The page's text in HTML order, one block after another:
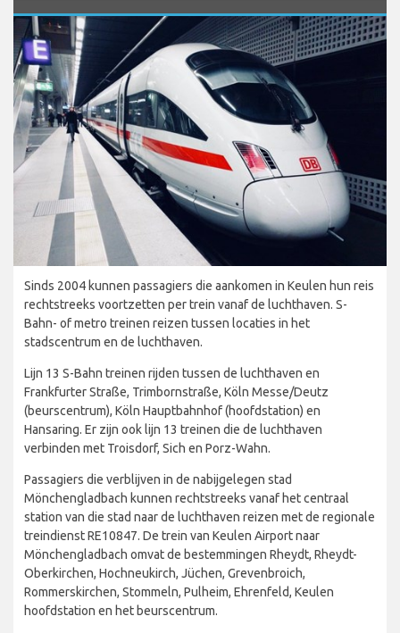
Sinds 2004 kunnen passagiers die aankomen in Keulen hun reis
rechtstreeks voortzetten per trein vanaf de luchthaven. S-
Bahn- of metro treinen reizen tussen locaties in het
stadscentrum en de luchthaven.
Lijn 13 S-Bahn treinen rijden tussen de luchthaven en
Frankfurter Straße, Trimbornstraße, Köln Messe/Deutz
(beurscentrum), Köln Hauptbahnhof (hoofdstation) en
Hansaring. Er zijn ook lijn 13 treinen die de luchthaven
verbinden met Troisdorf, Sich en Porz-Wahn.
Passagiers die verblijven in de nabijgelegen stad
Mönchengladbach kunnen rechtstreeks vanaf het centraal
station van die stad naar de luchthaven reizen met de regionale
treindienst RE10847. De trein van Keulen Airport naar
Mönchengladbach omvat de bestemmingen Rheydt, Rheydt-
Oberkirchen, Hochneukirch, Jüchen, Grevenbroich,
Rommerskirchen, Stommeln, Pulheim, Ehrenfeld, Keulen
hoofdstation en het beurscentrum.